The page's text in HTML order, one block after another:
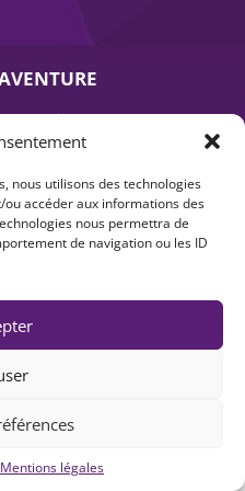
nous utilisons des technologies
accéder aux informations des
nous permettra de
de navigation ou les ID
Mentions légales
Expertises